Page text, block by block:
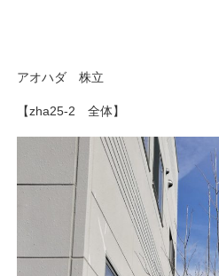
アオハダ 株立
【zha25-2 全体】